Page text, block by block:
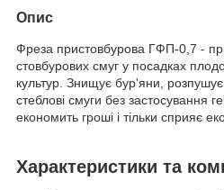
Опис
Фреза пристовбурова ГФП-0,7 -
стовбурових смуг у посадках
культур. Знищує бур'яни,
стеблові смуги без застосування
економить гроші і тільки сприяє
Характеристики та